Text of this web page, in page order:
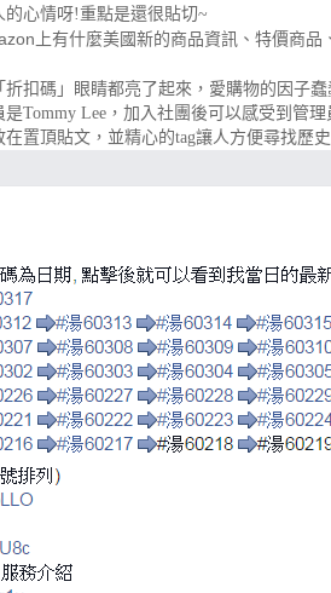
心情呀!重點是還很貼切~
上有什麼美國新的商品資訊、特價商
扣碼」眼睛都亮了起來，愛購物的因子
是Tommy Lee，加入社團後可以感受到管
置頂貼文，並精心的tag讓人方便尋找歷